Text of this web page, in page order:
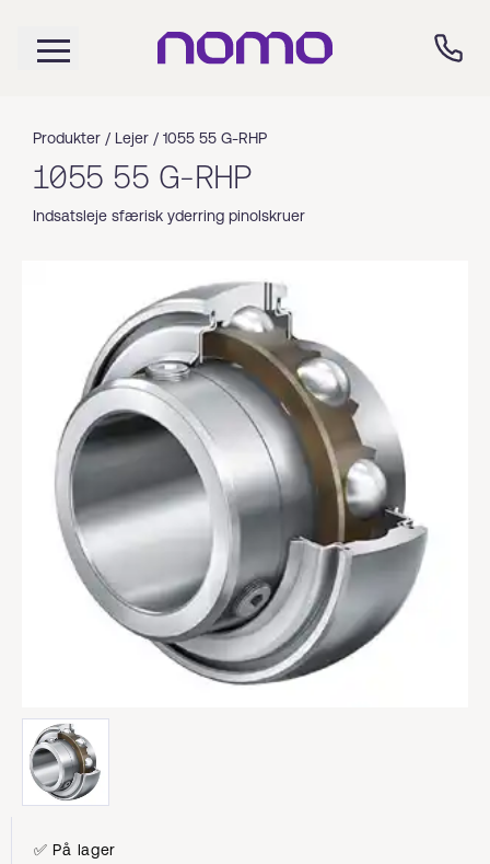
Produkter / Lejer / 1055 55 G-RHP
1055 55 G-RHP
Indsatsleje sfærisk yderring pinolskruer
✅ På lager